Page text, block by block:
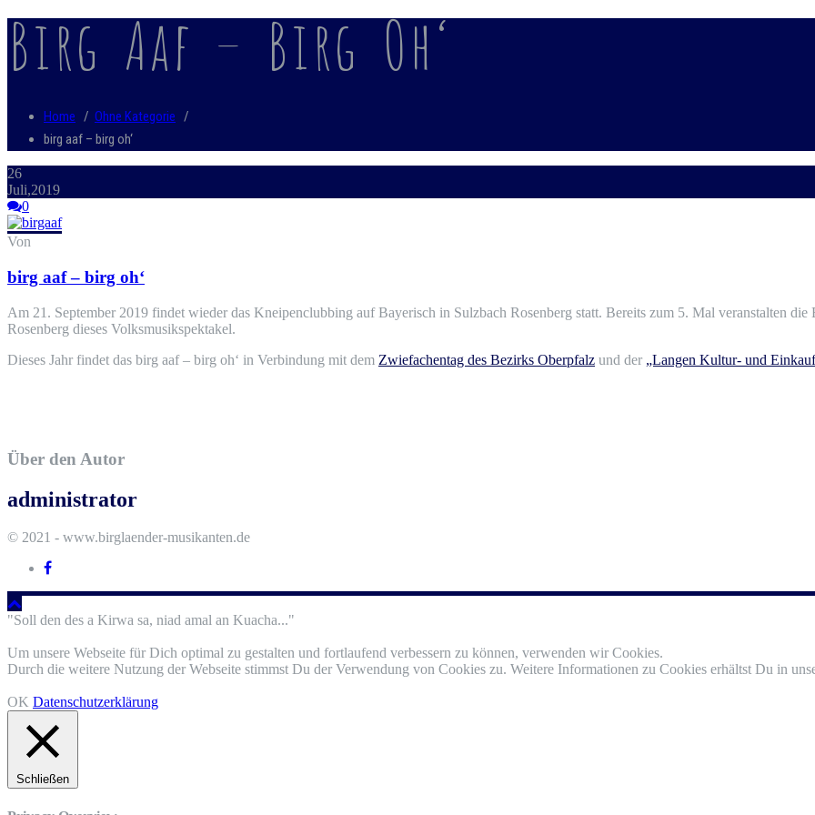
Birg Aaf – Birg Oh‘
Home / Ohne Kategorie /
birg aaf – birg oh‘
26
Juli,2019
0
Von
birg aaf – birg oh‘
Am 21. September 2019 findet wieder das Kneipenclubbing auf Bayerisch in Sulzbach Rosenberg statt. Bereits zum 5. Mal veranstalten
Rosenberg dieses Volksmusikspektakel.
Dieses Jahr findet das birg aaf – birg oh‘ in Verbindung mit dem Zwiefachentag des Bezirks Oberpfalz und der „Langen Kultur- und
Über den Autor
administrator
© 2021 - www.birglaender-musikanten.de
"Soll den des a Kirwa sa, niad amal an Kuacha..."
Um unsere Webseite für Dich optimal zu gestalten und fortlaufend verbessern zu können, verwenden wir Cookies.
Durch die weitere Nutzung der Webseite stimmst Du der Verwendung von Cookies zu. Weitere Informationen zu Cookies erhältst Du in
OK Datenschutzerklärung
Schließen